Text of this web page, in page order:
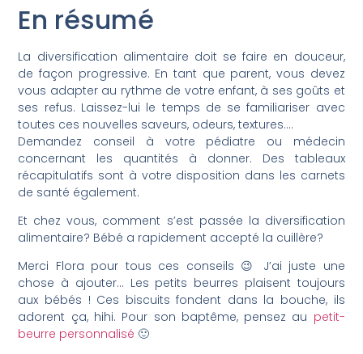
En résumé
La diversification alimentaire doit se faire en douceur,
de façon progressive. En tant que parent, vous devez
vous adapter au rythme de votre enfant, à ses goûts et
ses refus. Laissez-lui le temps de se familiariser avec
toutes ces nouvelles saveurs, odeurs, textures….
Demandez conseil à votre pédiatre ou médecin
concernant les quantités à donner. Des tableaux
récapitulatifs sont à votre disposition dans les carnets
de santé également.
Et chez vous, comment s’est passée la diversification
alimentaire? Bébé a rapidement accepté la cuillère?
Merci Flora pour tous ces conseils 😉 J’ai juste une
chose à ajouter… Les petits beurres plaisent toujours
aux bébés ! Ces biscuits fondent dans la bouche, ils
adorent ça, hihi. Pour son baptême, pensez au petit-
beurre personnalisé🙂